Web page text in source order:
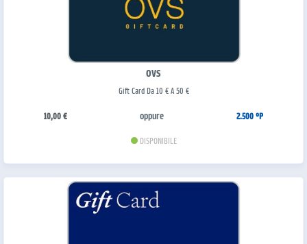
OVS
Gift Card Da 10 € A 50 €
10,00 € oppure 2.500 °P
DISPONIBILE